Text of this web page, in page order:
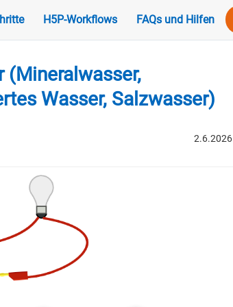
H5P-Workflows FAQs und Hilfen
(Mineralwasser,
Wasser, Salzwasser)
2.6.2026